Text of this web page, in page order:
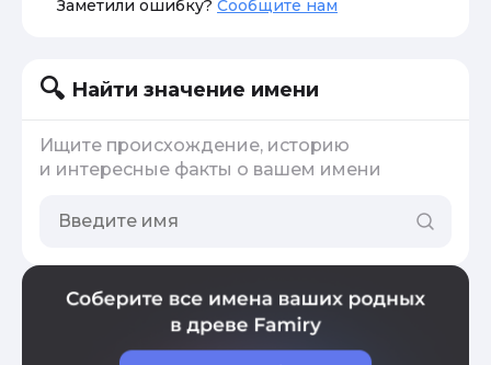
Заметили ошибку? Сообщите нам
Найти значение имени
Ищите происхождение, историю
и интересные факты о вашем имени